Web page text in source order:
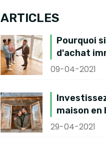
ARTICLES
Pourquoi
d'achat
09-04-2021
maison en
29-04-2021